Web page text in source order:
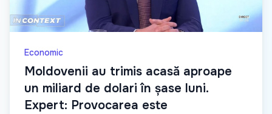
Economic
Moldovenii au trimis acasă aproape
un miliard de dolari în șase luni.
Expert: Provocarea este